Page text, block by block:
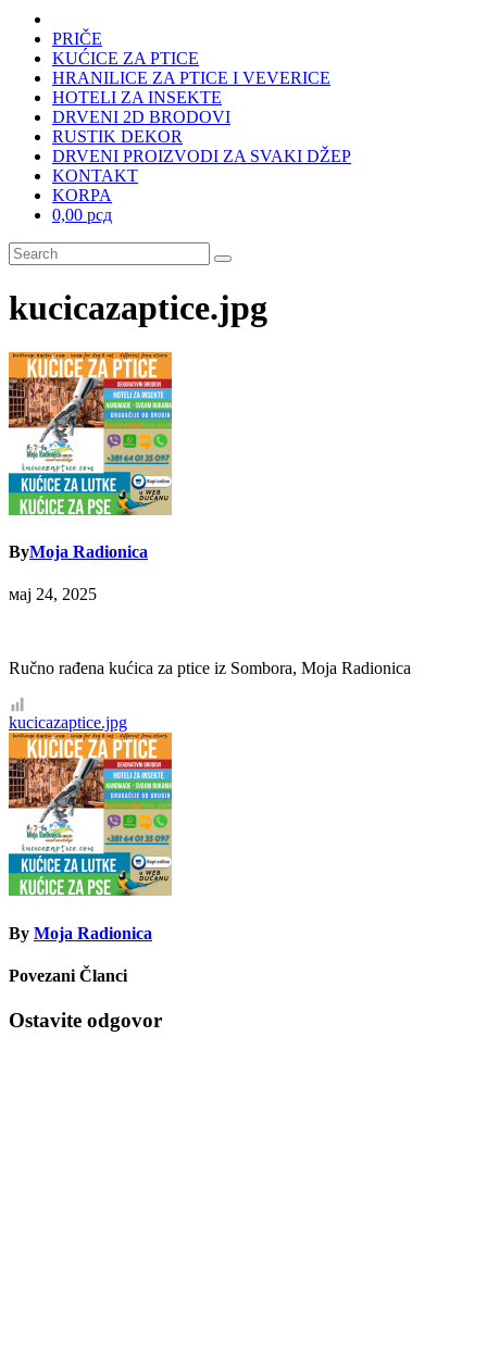
PRIČE
KUĆICE ZA PTICE
HRANILICE ZA PTICE I VEVERICE
HOTELI ZA INSEKTE
DRVENI 2D BRODOVI
RUSTIK DEKOR
DRVENI PROIZVODI ZA SVAKI DŽEP
KONTAKT
KORPA
0,00 рсд
kucicazaptice.jpg
ByMoja Radionica
мај 24, 2025
Ručno rađena kućica za ptice iz Sombora, Moja Radionica
Кретање
чланка
kucicazaptice.jpg
By Moja Radionica
Povezani Članci
Ostavite odgovor